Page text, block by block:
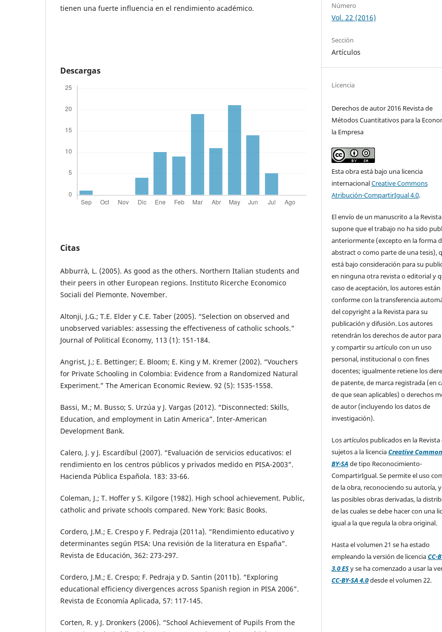
tienen una fuerte influencia en el rendimiento académico.
Descargas
Citas
Abburrà, L. (2005). As good as the others. Northern Italian students and
their peers in other European regions. Instituto Ricerche Economico
Sociali del Piemonte. November.
Altonji, J.G.; T.E. Elder y C.E. Taber (2005). “Selection on observed and
unobserved variables: assessing the effectiveness of catholic schools.”
Journal of Political Economy, 113 (1): 151-184.
Angrist, J.; E. Bettinger; E. Bloom; E. King y M. Kremer (2002). “Vouchers
for Private Schooling in Colombia: Evidence from a Randomized Natural
Experiment.” The American Economic Review. 92 (5): 1535-1558.
Bassi, M.; M. Busso; S. Urzúa y J. Vargas (2012). “Disconnected: Skills,
Education, and employment in Latin America”. Inter-American
Development Bank.
Calero, J. y J. Escardíbul (2007). “Evaluación de servicios educativos: el
rendimiento en los centros públicos y privados medido en PISA-2003”.
Hacienda Pública Española. 183: 33-66.
Coleman, J.; T. Hoffer y S. Kilgore (1982). High school achievement. Public,
catholic and private schools compared. New York: Basic Books.
Cordero, J.M.; E. Crespo y F. Pedraja (2011a). “Rendimiento educativo y
determinantes según PISA: Una revisión de la literatura en España”.
Revista de Educación, 362: 273-297.
Cordero, J.M.; E. Crespo; F. Pedraja y D. Santin (2011b). “Exploring
educational efficiency divergences across Spanish region in PISA 2006”.
Revista de Economía Aplicada, 57: 117-145.
Corten, R. y J. Dronkers (2006). “School Achievement of Pupils From the
Número
Vol. 22 (2016)
Sección
Artículos
Licencia
Derechos de autor 2016 Revista de
Métodos Cuantitativos para la
la Empresa
Esta obra está bajo una licencia
internacionalCreative Commons
Atribución-CompartirIgual 4.0.
El envío de un manuscrito a la Revista
supone que el trabajo no ha sido
anteriormente (excepto en la forma
abstract o como parte de una tesis),
está bajo consideración para su
en ninguna otra revista o editorial y
caso de aceptación, los autores están
conforme con la transferencia
del copyright a la Revista para su
publicación y difusión. Los autores
retendrán los derechos de autor
y compartir su artículo con un uso
personal, institucional o con fines
docentes; igualmente retiene los
de patente, de marca registrada (en
de que sean aplicables) o derechos
de autor (incluyendo los datos de
investigación).
Los artículos publicados en la Revista
sujetos a la licenciaCreative
BY-SAde tipo Reconocimiento-
CompartirIgual. Se permite el uso
de la obra, reconociendo su autoría,
las posibles obras derivadas, la
de las cuales se debe hacer con una
igual a la que regula la obra original.
Hasta el volumen 21 se ha estado
empleando la versión de licenciaCC-
3.0 ESy se ha comenzado a usar la
CC-BY-SA 4.0desde el volumen 22.